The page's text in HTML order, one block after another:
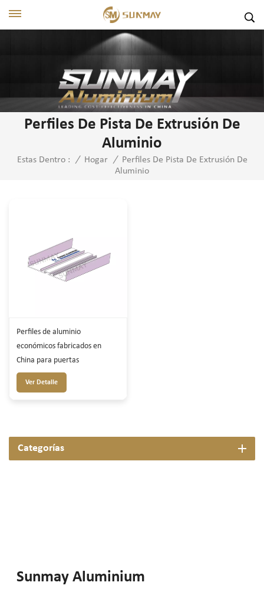
Perfiles De Pista De Extrusión De
Aluminio
Estas Dentro : / Hogar /
Perfiles De Pista De Extrusión De
Aluminio
Perfiles de aluminio
económicos fabricados en
China para puertas
Ver Detalle
Categorías
Sunmay Aluminium